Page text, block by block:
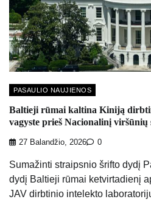
PASAULIO NAUJIENOS
Baltieji rūmai kaltina Kiniją
vagyste prieš Nacionalinį viršūnių
27 Balandžio, 2026 0
Sumažinti straipsnio šrifto dydį
dydį Baltieji rūmai ketvirtadienį
JAV dirbtinio intelekto